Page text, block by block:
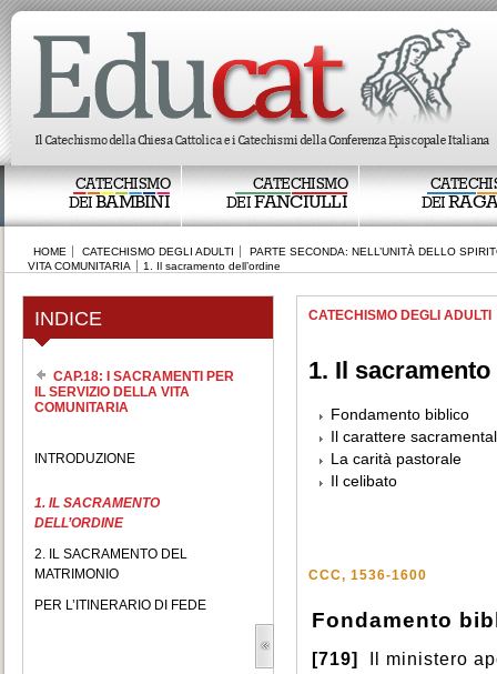
CATECHISMO
DEIBAMBINI
CATECHISMO
DEIFANCIULLI
DEI
HOME CATECHISMO DEGLI ADULTI
PARTE SECONDA: NELL’UNITÀ DELLO
VITA COMUNITARIA
1. Il sacramento dell’ordine
INDICE
CAP.18: I SACRAMENTI PER
IL SERVIZIO DELLA VITA
COMUNITARIA
INTRODUZIONE
1. IL SACRAMENTO
DELL’ORDINE
2. IL SACRAMENTO DEL
MATRIMONIO
PER L’ITINERARIO DI FEDE
CATECHISMO DEGLI ADULTI
1. Il sacramento
Fondamento biblico
Il carattere
La carità pastorale
Il celibato
CCC, 1536-1600
Fondamento
[719]
Il ministero